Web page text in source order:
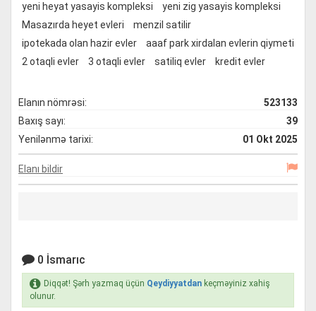
yeni heyat yasayis kompleksi
yeni zig yasayis kompleksi
Masazırda heyet evleri
menzil satilir
ipotekada olan hazir evler
aaaf park xirdalan evlerin qiymeti
2 otaqli evler
3 otaqli evler satiliq evler kredit evler
Elanın nömrəsi:
523133
Baxış sayı:
39
Yenilənmə tarixi:
01 Okt 2025
Elanı bildir
0 İsmarıc
Diqqət! Şərh yazmaq üçün Qeydiyyatdan keçməyiniz xahiş
olunur.